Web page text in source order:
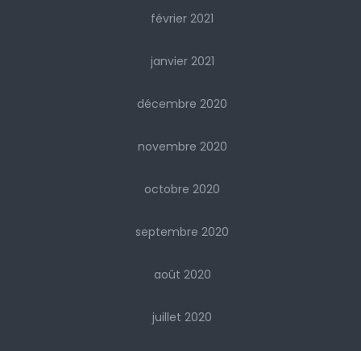
février 2021
janvier 2021
décembre 2020
novembre 2020
octobre 2020
septembre 2020
août 2020
juillet 2020